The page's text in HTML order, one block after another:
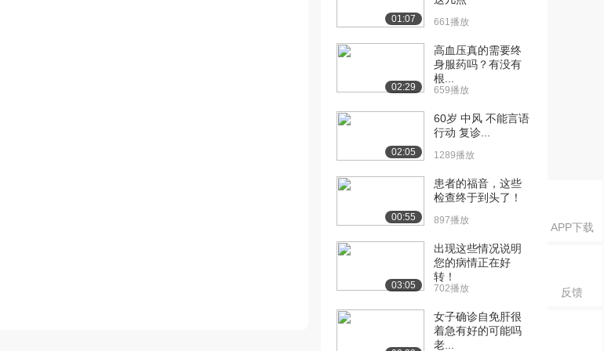
APP下载
反馈
01:07 661播放
02:29
高血压真的需要终
身服药吗？有没有
根...
659播放
02:05
60岁 中风 不能言语
行动 复诊...
1289播放
00:55
患者的福音，这些
检查终于到头了！
897播放
03:05
出现这些情况说明
您的病情正在好
转！
702播放
女子确诊自免肝很
着急有好的可能吗
老...